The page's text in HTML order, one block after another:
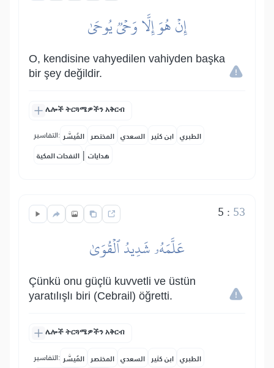
إِنۡ هُوَ إِلَّا وَحۡيٞ يُوحَىٰ
O, kendisine vahyedilen vahiyden başka
bir şey değildir.
ሌሎች ትርጓሜዎችን አቅርብ
التفاسير: المُيسَّر المختصر السعدي ابن كثير الطبري
النفحات المكية | هدايات
5 : 53
عَلَّمَهُۥ شَدِيدُ ٱلۡقُوَىٰ
Çünkü onu güçlü kuvvetli ve üstün
yaratılışlı biri (Cebrail) öğretti.
ሌሎች ትርጓሜዎችን አቅርብ
التفاسير: المُيسَّر المختصر السعدي ابن كثير الطبري